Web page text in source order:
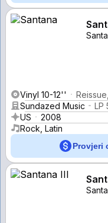
Vinyl 10-12''
Sundazed Music
LP
US
2008
Rock, Latin
Provjeri